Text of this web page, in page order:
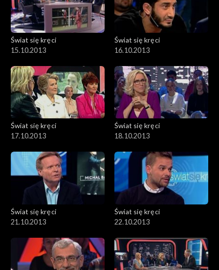
Świat się kręci
15.10.2013
Świat się kręci
16.10.2013
Świat się kręci
17.10.2013
Świat się kręci
18.10.2013
Świat się kręci
21.10.2013
Świat się kręci
22.10.2013